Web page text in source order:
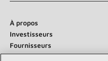
À propos
Investisseurs
Fournisseurs
Salle de presse